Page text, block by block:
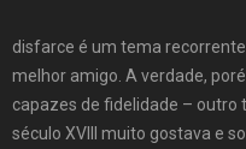
disfarce é um tema
melhor amigo. A verdade,
capazes de fidelidade – outro
século XVIII muito gostava e